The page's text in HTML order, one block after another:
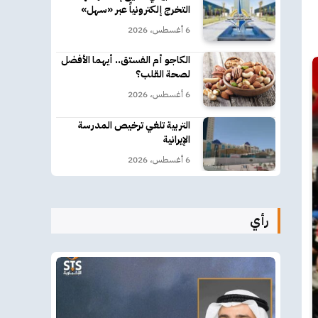
التخرج إلكترونياً عبر «سهل»
6 أغسطس، 2026
الكاجو أم الفستق.. أيهما الأفضل
لصحة القلب؟
6 أغسطس، 2026
التربية تلغي ترخيص المدرسة
الإيرانية
6 أغسطس، 2026
رأي